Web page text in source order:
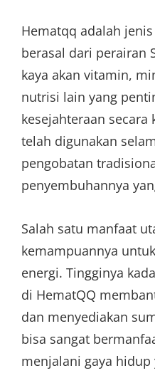
Hematqq adalah
berasal dari perairan
kaya akan vitamin,
nutrisi lain yang
kesejahteraan secara
telah digunakan
pengobatan
penyembuhannya
Salah satu manfaat
kemampuannya
energi. Tingginya
di HematQQ
dan menyediakan
bisa sangat
menjalani gaya